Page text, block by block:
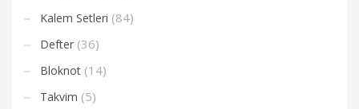
Kalem Setleri (84)
Defter (36)
Bloknot (14)
Takvim (5)